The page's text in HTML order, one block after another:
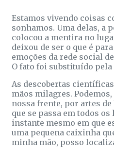
Estamos vivendo coisas
sonhamos. Uma delas, a
colocou a mentira no
deixou de ser o que é
emoções da rede social
O fato foi substituído
As descobertas
mãos milagres.
nossa frente, por artes de
que se passa em todos
instante mesmo em que
uma pequena caixinha
minha mão, posso